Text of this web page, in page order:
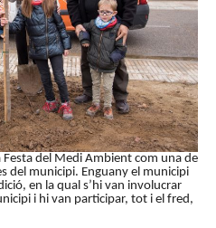
Festa del Medi Ambient com una de
del municipi. Enguany el municipi
en la qual s’hi van involucrar
i hi van participar, tot i el fred,